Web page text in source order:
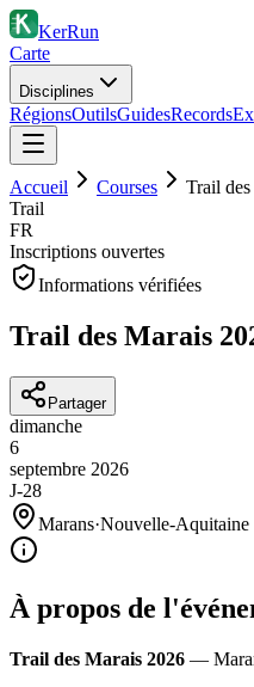
KerRun
Carte
Disciplines
RégionsOutilsGuidesRecords
Accueil Courses
Trail
Trail
FR
Inscriptions ouvertes
Informations vérifiées
Trail des Marais
Partager
dimanche
6
septembre 2026
J-28
Marans·Nouvelle-Aquitaine
À propos de
Trail des Marais 2026 —